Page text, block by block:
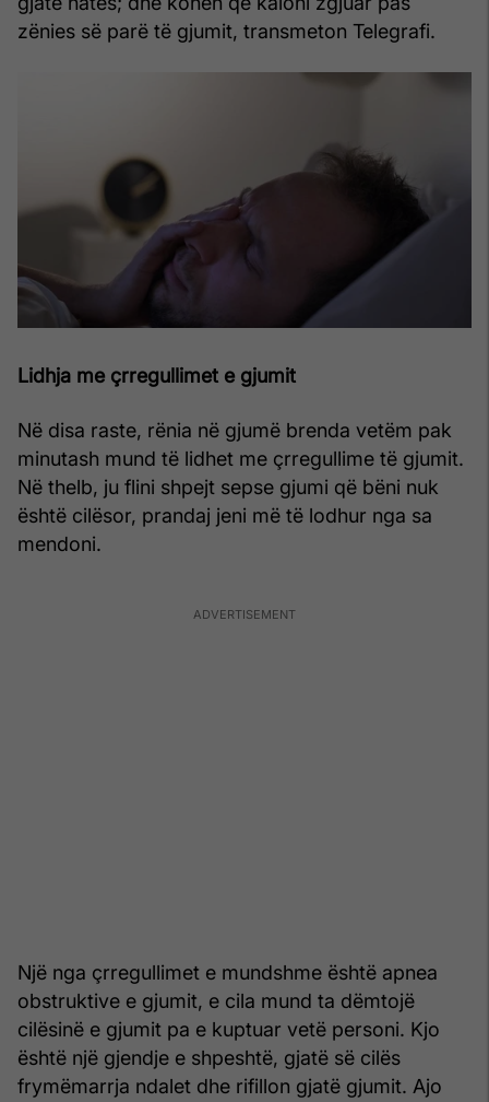
zënies së parë të gjumit, transmeton Telegrafi.
Lidhja me çrregullimet e gjumit
Në disa raste, rënia në gjumë brenda vetëm pak
minutash mund të lidhet me çrregullime të gjumit.
Në thelb, ju flini shpejt sepse gjumi që bëni nuk
është cilësor, prandaj jeni më të lodhur nga sa
mendoni.
Një nga çrregullimet e mundshme është apnea
obstruktive e gjumit, e cila mund ta dëmtojë
cilësinë e gjumit pa e kuptuar vetë personi. Kjo
është një gjendje e shpeshtë, gjatë së cilës
frymëmarrja ndalet dhe rifillon gjatë gjumit. Ajo